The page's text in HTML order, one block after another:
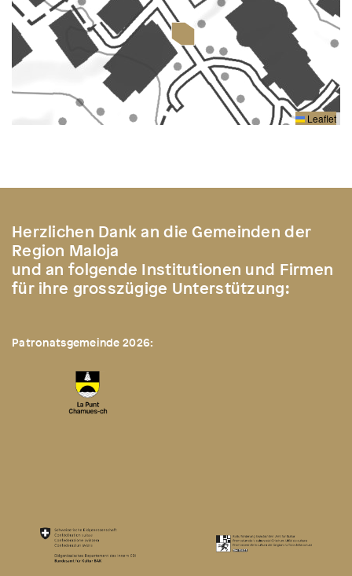
Leaflet
Herzlichen Dank an die Gemeinden der
Region Maloja
und an folgende Institutionen und Firmen
für ihre grosszügige Unterstützung:
Patronatsgemeinde 2026: